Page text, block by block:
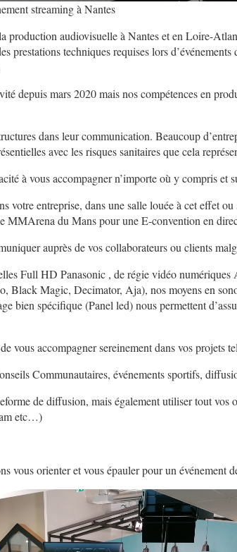
streaming à Nantes
production audiovisuelle à Nantes et en Loire-
prestations techniques requises lors d’événements
depuis mars 2020 mais nos compétences en
dans leur communication. Beaucoup
avec les risques sanitaires que cela
à vous accompagner n’importe où y compris et
votre entreprise, dans une salle louée à cet effet
MMArena du Mans pour une E-convention en
auprès de vos collaborateurs ou clients
Full HD Panasonic , de régie vidéo
Black Magic, Decimator, Aja), nos moyens en
bien spécifique (Panel led) nous permettent
vous accompagner sereinement dans vos projets
Communautaires, événements sportifs,
de diffusion, mais également utiliser tout vos
etc…)
vous orienter et vous épauler pour un événement